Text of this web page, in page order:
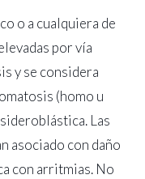
o a cualquiera de
por vía
y se considera
(homo u
Las
asociado con daño
con arritmias. No